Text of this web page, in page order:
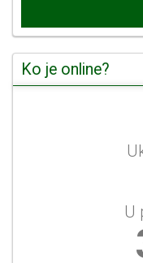
Ko je online?
U